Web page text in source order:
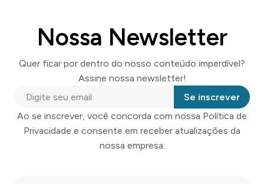
Nossa Newsletter
Quer ficar por dentro do nosso conteúdo imperdível?
Assine nossa newsletter!
Se inscrever
Ao se inscrever, você concorda com nossa Política de
Privacidade e consente em receber atualizações da
nossa empresa.